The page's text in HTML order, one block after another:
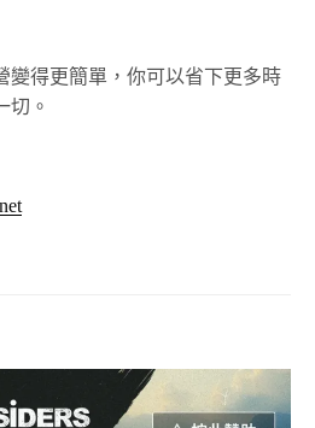
變得更簡單，你可以省下更多時
切。